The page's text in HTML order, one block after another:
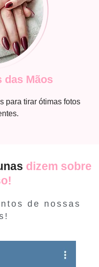
das Mãos
para tirar ótimas fotos
dizem sobre
de nossas